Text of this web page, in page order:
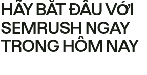
HÃY BẮT ĐẦU VỚI
SEMRUSH NGAY
TRONG HÔM NAY